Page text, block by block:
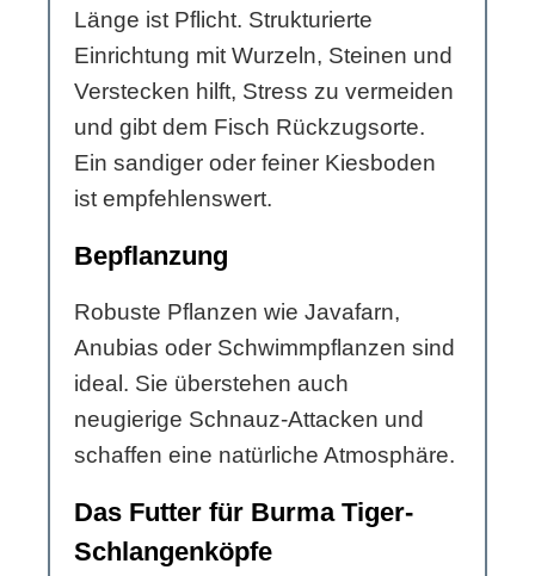
Länge ist Pflicht. Strukturierte
Einrichtung mit Wurzeln, Steinen und
Verstecken hilft, Stress zu vermeiden
und gibt dem Fisch Rückzugsorte.
Ein sandiger oder feiner Kiesboden
ist empfehlenswert.
Bepflanzung
Robuste Pflanzen wie Javafarn,
Anubias oder Schwimmpflanzen sind
ideal. Sie überstehen auch
neugierige Schnauz-Attacken und
schaffen eine natürliche Atmosphäre.
Das Futter für Burma Tiger-
Schlangenköpfe